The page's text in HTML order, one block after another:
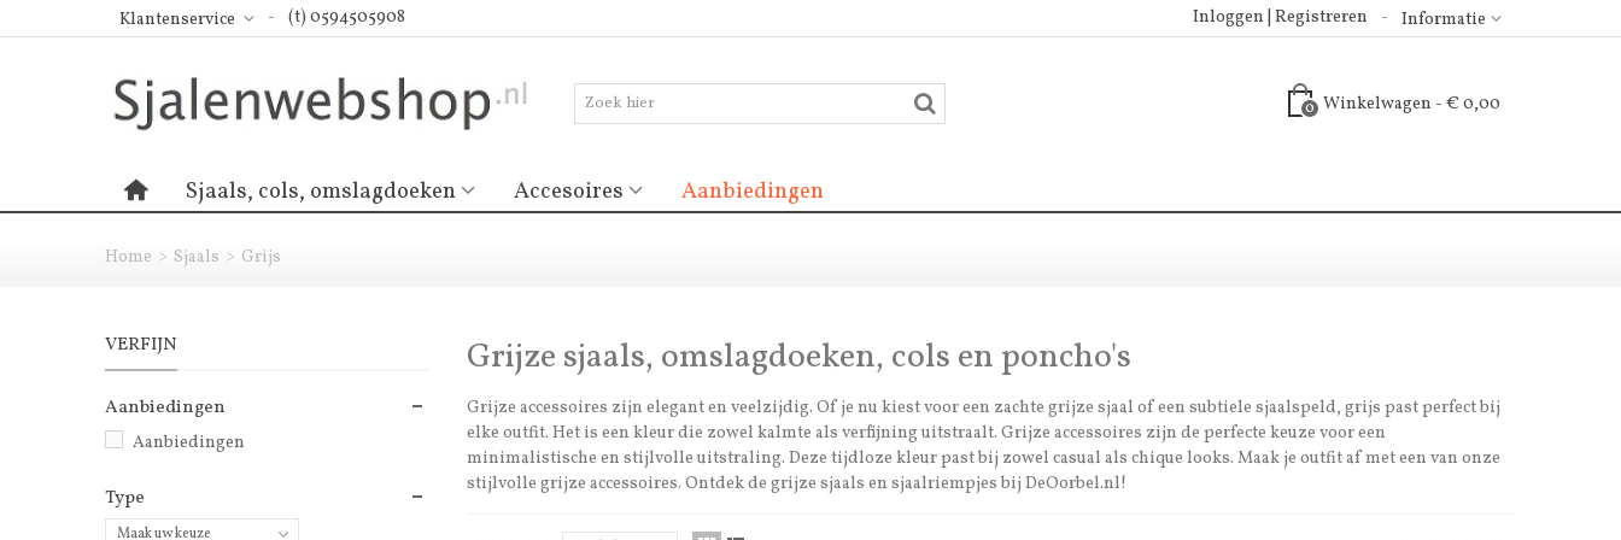
Klantenservice (t) 0594505908 Informatie
Inloggen | Registreren
0 Winkelwagen - € 0,00
Sjaals, cols, omslagdoeken Accesoires Aanbiedingen
Home > Sjaals > Grijs
VERFIJN
Aanbiedingen
Aanbiedingen
Type
Maak uw keuze
Grijze sjaals, omslagdoeken, cols en poncho's
Grijze accessoires zijn elegant en veelzijdig. Of je nu kiest voor een zachte grijze sjaal of een subtiele sjaalspeld, grijs past perfect bij
elke outfit. Het is een kleur die zowel kalmte als verfijning uitstraalt. Grijze accessoires zijn de perfecte keuze voor een
minimalistische en stijlvolle uitstraling. Deze tijdloze kleur past bij zowel casual als chique looks. Maak je outfit af met een van onze
stijlvolle grijze accessoires. Ontdek de grijze sjaals en sjaalriempjes bij DeOorbel.nl!